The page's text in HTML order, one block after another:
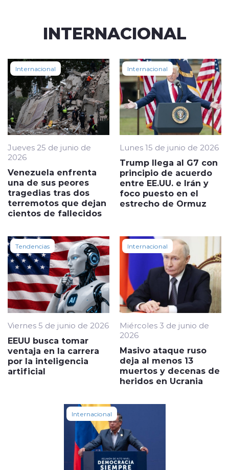
INTERNACIONAL
Internacional
Jueves 25 de junio de
2026
Venezuela enfrenta
una de sus peores
tragedias tras dos
terremotos que dejan
cientos de fallecidos
Internacional
Lunes 15 de junio de 2026
Trump llega al G7 con
principio de acuerdo
entre EE.UU. e Irán y
foco puesto en el
estrecho de Ormuz
Tendencias
Viernes 5 de junio de 2026
EEUU busca tomar
ventaja en la carrera
por la inteligencia
artificial
Internacional
Miércoles 3 de junio de
2026
Masivo ataque ruso
deja al menos 13
muertos y decenas de
heridos en Ucrania
Internacional